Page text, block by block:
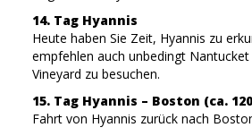
14. Tag Hyannis
Heute haben Sie Zeit, Hyannis zu
empfehlen auch unbedingt Nantucket
Vineyard zu besuchen.
15. Tag Hyannis – Boston (ca.
Fahrt von Hyannis zurück nach